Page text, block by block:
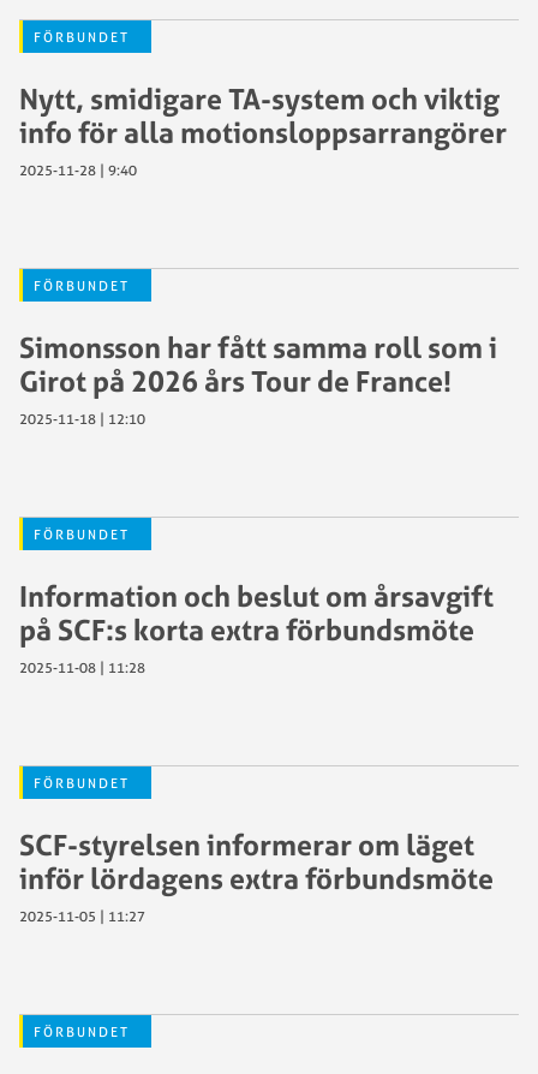
FÖRBUNDET
Nytt, smidigare TA-system och viktig
info för alla motionsloppsarrangörer
2025-11-28 | 9:40
FÖRBUNDET
Simonsson har fått samma roll som i
Girot på 2026 års Tour de France!
2025-11-18 | 12:10
FÖRBUNDET
Information och beslut om årsavgift
på SCF:s korta extra förbundsmöte
2025-11-08 | 11:28
FÖRBUNDET
SCF-styrelsen informerar om läget
inför lördagens extra förbundsmöte
2025-11-05 | 11:27
FÖRBUNDET